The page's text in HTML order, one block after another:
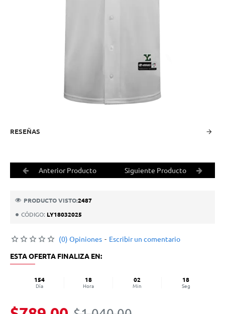
RESEÑAS
Anterior Producto Siguiente Producto
CÓDIGO: LY18032025
PRODUCTO VISTO:2487
(0) Opiniones - Escribir un comentario
ESTA OFERTA FINALIZA EN:
154
Día
18
Hora
02
Min
18
Seg